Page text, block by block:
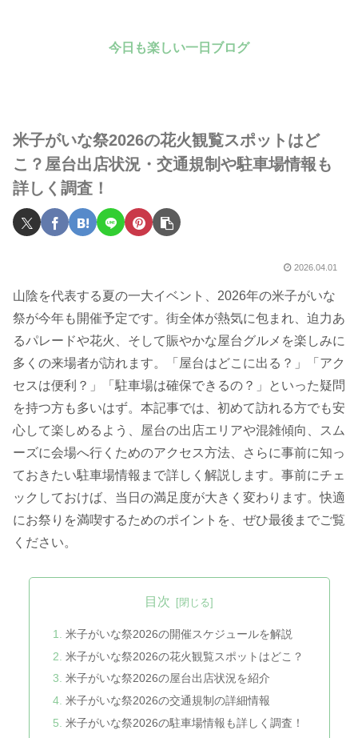
今日も楽しい一日ブログ
米子がいな祭2026の花火観覧スポットはど
こ？屋台出店状況・交通規制や駐車場情報も
詳しく調査！
2026.04.01
山陰を代表する夏の一大イベント、2026年の米子がいな
祭が今年も開催予定です。街全体が熱気に包まれ、迫力あ
るパレードや花火、そして賑やかな屋台グルメを楽しみに
多くの来場者が訪れます。「屋台はどこに出る？」「アク
セスは便利？」「駐車場は確保できるの？」といった疑問
を持つ方も多いはず。本記事では、初めて訪れる方でも安
心して楽しめるよう、屋台の出店エリアや混雑傾向、スム
ーズに会場へ行くためのアクセス方法、さらに事前に知っ
ておきたい駐車場情報まで詳しく解説します。事前にチェ
ックしておけば、当日の満足度が大きく変わります。快適
にお祭りを満喫するためのポイントを、ぜひ最後までご覧
ください。
目次
米子がいな祭2026の開催スケジュールを解説
米子がいな祭2026の花火観覧スポットはどこ？
米子がいな祭2026の屋台出店状況を紹介
米子がいな祭2026の交通規制の詳細情報
米子がいな祭2026の駐車場情報も詳しく調査！